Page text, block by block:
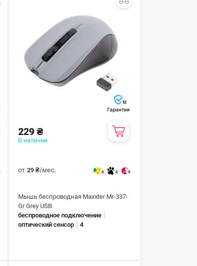
12
Гарантия
229 ₴
В наличии
от29 ₴/мес. 8 4 8
Мышь беспроводная Maxxter Mr-337-
Gr Grey USB
беспроводное подключение
оптический сенсор |4